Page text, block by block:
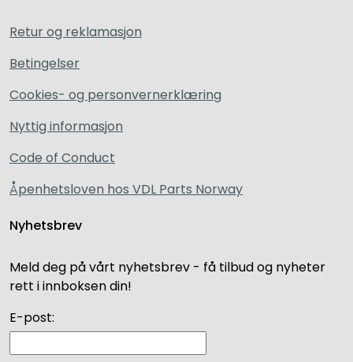
Retur og reklamasjon
Betingelser
Cookies- og personvernerklæring
Nyttig informasjon
Code of Conduct
Åpenhetsloven hos VDL Parts Norway
Nyhetsbrev
Meld deg på vårt nyhetsbrev - få tilbud og nyheter
rett i innboksen din!
E-post: